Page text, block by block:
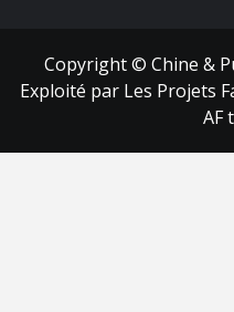
Copyright © Chine &
Exploité par Les Projets
AF